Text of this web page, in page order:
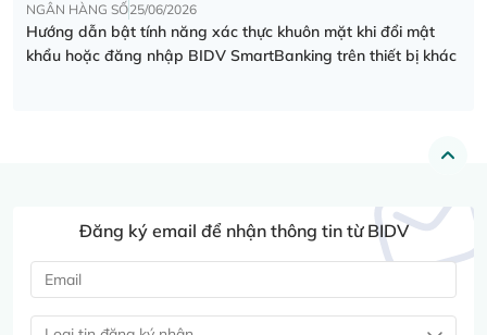
NGÂN HÀNG SỐ25/06/2026
Hướng dẫn bật tính năng xác thực khuôn mặt khi đổi mật
khẩu hoặc đăng nhập BIDV SmartBanking trên thiết bị khác
Đăng ký email để nhận thông tin từ BIDV